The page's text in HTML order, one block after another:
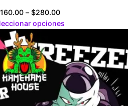
160.00 – $280.00Price
range:
through
$280.00
opciones